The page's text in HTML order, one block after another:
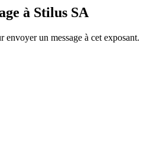
à Stilus SA
envoyer un message à cet exposant.